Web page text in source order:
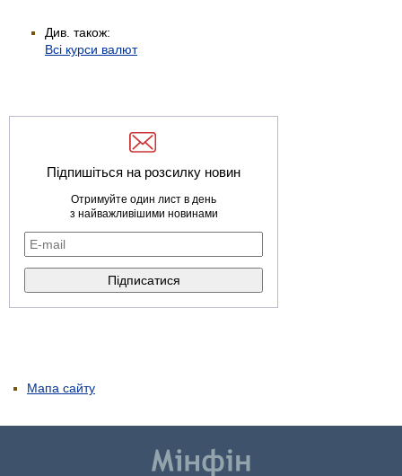
Див. також:
Всі курси валют
Підпишіться на розсилку новин
Отримуйте один лист в день
з найважливішими новинами
Мапа сайту